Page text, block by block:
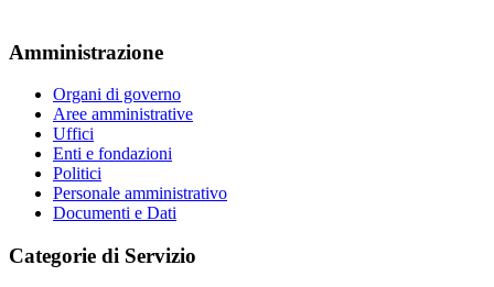
Amministrazione
Organi di governo
Aree amministrative
Uffici
Enti e fondazioni
Politici
Personale amministrativo
Documenti e Dati
Categorie di Servizio